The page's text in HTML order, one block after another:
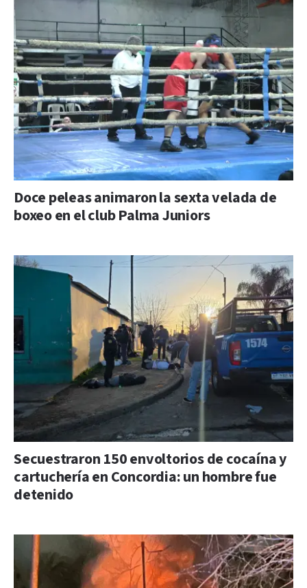
Doce peleas animaron la sexta velada de
boxeo en el club Palma Juniors
Secuestraron 150 envoltorios de cocaína y
cartuchería en Concordia: un hombre fue
detenido